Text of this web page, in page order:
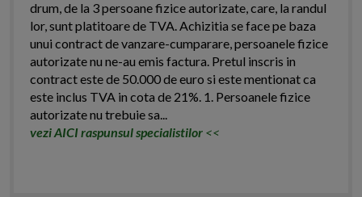
drum, de la 3 persoane fizice autorizate, care, la randul
lor, sunt platitoare de TVA. Achizitia se face pe baza
unui contract de vanzare-cumparare, persoanele fizice
autorizate nu ne-au emis factura. Pretul inscris in
contract este de 50.000 de euro si este mentionat ca
este inclus TVA in cota de 21%. 1. Persoanele fizice
autorizate nu trebuie sa...
vezi AICI raspunsul specialistilor <<